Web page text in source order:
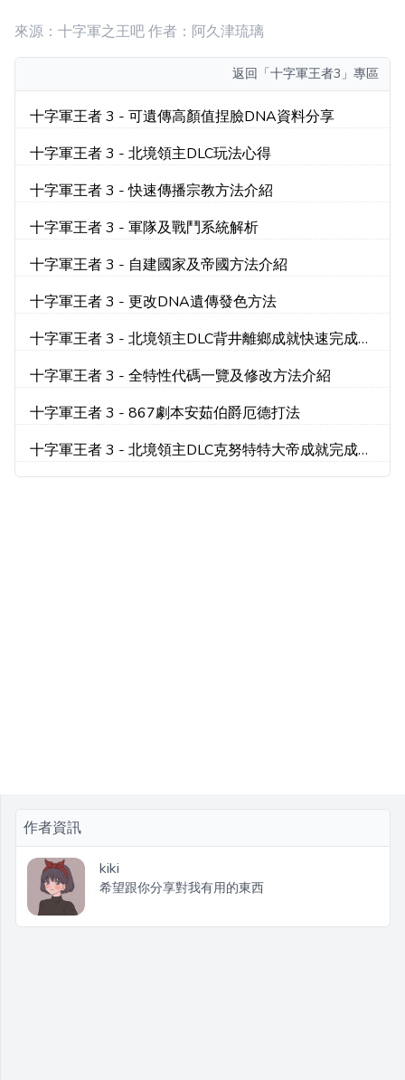
來源：十字軍之王吧 作者：阿久津琉璃
返回 「十字軍王者3」專區
十字軍王者 3 - 可遺傳高顏值捏臉DNA資料分享
十字軍王者 3 - 北境領主DLC玩法心得
十字軍王者 3 - 快速傳播宗教方法介紹
十字軍王者 3 - 軍隊及戰鬥系統解析
十字軍王者 3 - 自建國家及帝國方法介紹
十字軍王者 3 - 更改DNA遺傳發色方法
十字軍王者 3 - 北境領主DLC背井離鄉成就快速完成方
十字軍王者 3 - 全特性代碼一覽及修改方法介紹
十字軍王者 3 - 867劇本安茹伯爵厄德打法
十字軍王者 3 - 北境領主DLC克努特特大帝成就完成心
得
作者資訊
kiki
希望跟你分享對我有用的東西